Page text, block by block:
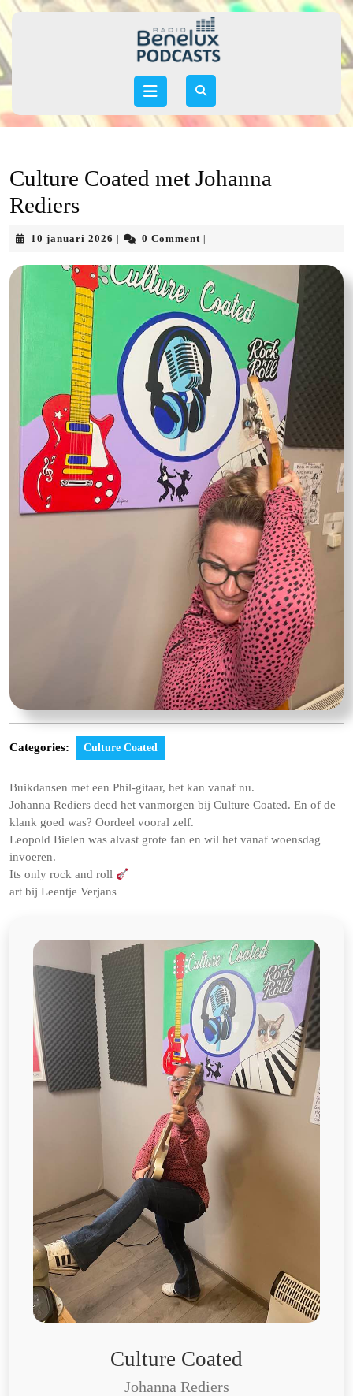
Skip
to
Open
Culture Coated met Johanna
Rediers
10 januari 2026 10
2026
0 Comment
Categories: Culture Coated
Buikdansen met een Phil-gitaar, het kan vanaf nu.
Johanna Rediers deed het vanmorgen bij Culture Coated. En of de
klank goed was? Oordeel vooral zelf.
Leopold Bielen was alvast grote fan en wil het vanaf woensdag
invoeren.
Its only rock and roll
art bij Leentje Verjans
Culture Coated
Johanna Rediers